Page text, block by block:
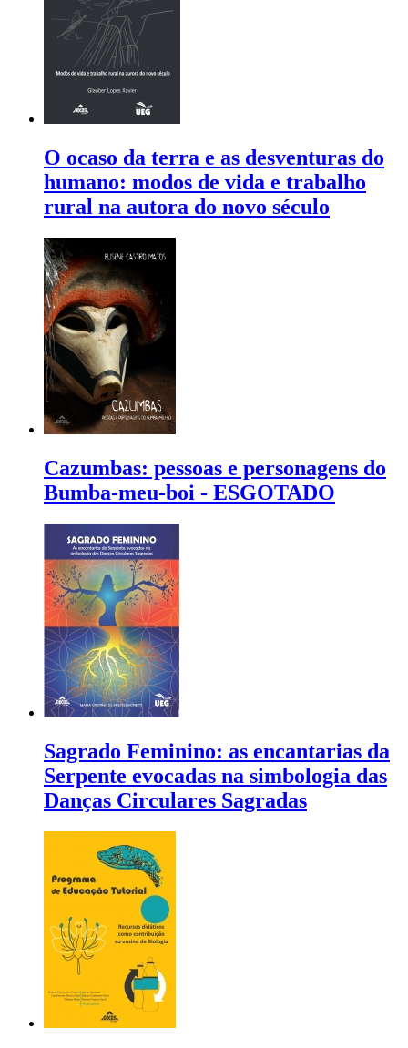
O ocaso da terra e as desventuras do
humano: modos de vida e trabalho
rural na autora do novo século
Cazumbas: pessoas e personagens do
Bumba-meu-boi - ESGOTADO
Sagrado Feminino: as encantarias da
Serpente evocadas na simbologia das
Danças Circulares Sagradas